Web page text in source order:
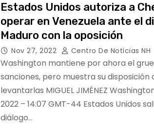
Estados Unidos autoriza a
operar en Venezuela ante el
Maduro con la oposición
Nov 27, 2022 Centro De Noticias NH
Washington mantiene por ahora el
sanciones, pero muestra su disposición
levantarlas MIGUEL JIMÉNEZ
2022 – 14:07 GMT-44 Estados Unidos
diálogo…